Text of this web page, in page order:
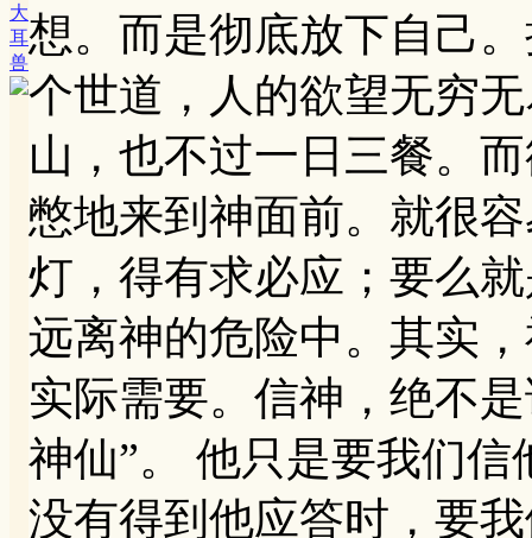
大
耳
兽
想。而是彻底放下自己
个世道，人的欲望无穷
山，也不过一日三餐。
憋地来到神面前。就很
灯，得有求必应；要么
远离神的危险中。其实
实际需要。信神，绝不
神仙”。 他只是要我们
没有得到他应答时，要